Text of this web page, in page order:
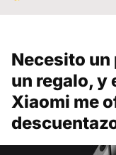
Necesito
un regalo, y
Xiaomi me